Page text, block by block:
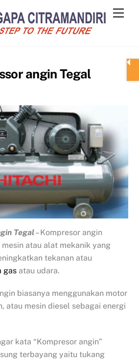
angin Tegal
Tegal– Kompresor angin
atau alat mekanik yang
tekanan atau
gas atau udara.
biasanya menggunakan motor
atau mesin diesel sebagai energi
kata “Kompresor angin”
terbayang yaitu tukang